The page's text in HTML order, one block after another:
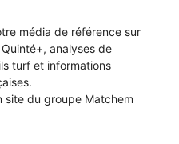
média de référence sur
analyses de
turf et informations
site du groupe Matchem